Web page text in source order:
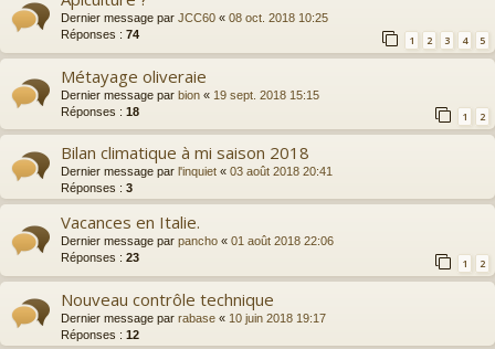
Dernier message par JCC60 « 08 oct. 2018 10:25
Réponses : 74 1 2 3 4 5
Métayage oliveraie
Dernier message par bion « 19 sept. 2018 15:15
Réponses : 18 1 2
Bilan climatique à mi saison 2018
Dernier message par l'inquiet « 03 août 2018 20:41
Réponses : 3
Vacances en Italie.
Dernier message par pancho « 01 août 2018 22:06
Réponses : 23 1 2
Nouveau contrôle technique
Dernier message par rabase « 10 juin 2018 19:17
Réponses : 12